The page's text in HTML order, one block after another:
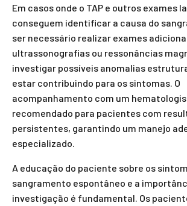
Em casos onde o TAP e outros exames
conseguem identificar a causa do
ser necessário realizar exames
ultrassonografias ou ressonâncias
investigar possíveis anomalias
estar contribuindo para os sintomas. O
acompanhamento com um
recomendado para pacientes com
persistentes, garantindo um manejo
especializado.
A educação do paciente sobre os
sangramento espontâneo e a
investigação é fundamental. Os